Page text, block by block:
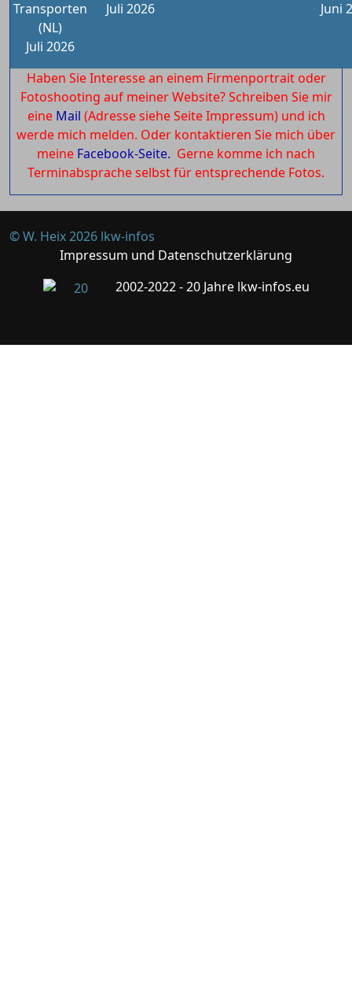
Transporten
(NL)
Juli 2026
Juli 2026 Juni
Haben Sie Interesse an einem Firmenportrait oder
Fotoshooting auf meiner Website? Schreiben Sie mir
eine Mail (Adresse siehe Seite Impressum) und ich
werde mich melden. Oder kontaktieren Sie mich über
meine Facebook-Seite. Gerne komme ich nach
Terminabsprache selbst für entsprechende Fotos.
© W. Heix 2026 lkw-infos
Impressum und Datenschutzerklärung
2002-2022 - 20 Jahre lkw-infos.eu